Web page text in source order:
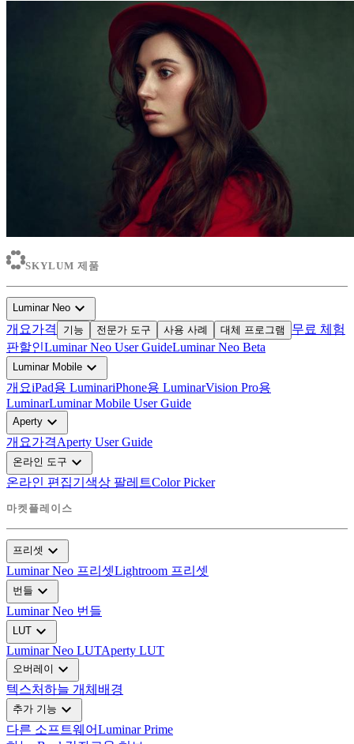
SKYLUM 제품
Luminar Neo expand_more
개요가격 기능 전문가 도구 사용 사례 대체 프로그램
무료 체험
판할인Luminar Neo User GuideLuminar Neo Beta
Luminar Mobile expand_more
개요iPad용 LuminariPhone용 LuminarVision Pro용
LuminarLuminar Mobile User Guide
Aperty expand_more
개요가격Aperty User Guide
온라인 도구 expand_more
온라인 편집기 색상 팔레트Color Picker
마켓플레이스
프리셋 expand_more
Luminar Neo 프리셋Lightroom 프리셋
번들 expand_more
Luminar Neo 번들
LUT expand_more
Luminar Neo LUTAperty LUT
오버레이 expand_more
텍스처하늘 개체 배경
추가 기능 expand_more
다른 소프트웨어Luminar Prime